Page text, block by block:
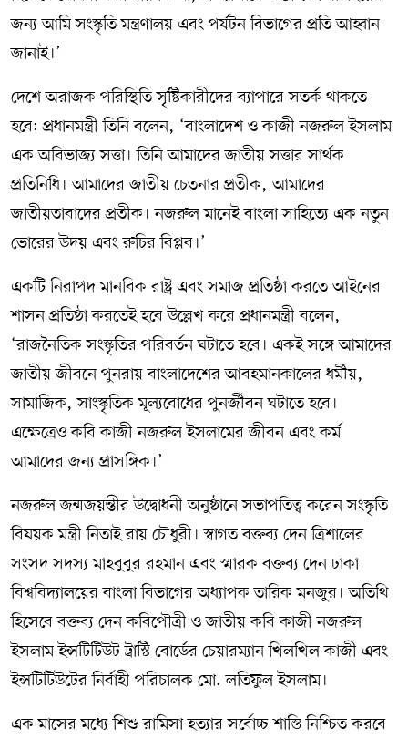
জন্য আমি সংস্কৃতি মন্ত্রণালয় এবং পর্যটন বিভাগের প্রতি আহ্বান
জানাই।’
দেশে অরাজক পরিস্থিতি সৃষ্টিকারীদের ব্যাপারে সতর্ক থাকতে
হবে: প্রধানমন্ত্রী তিনি বলেন, ‘বাংলাদেশ ও কাজী নজরুল ইসলাম
এক অবিভাজ্য সত্তা। তিনি আমাদের জাতীয় সত্তার সার্থক
প্রতিনিধি। আমাদের জাতীয় চেতনার প্রতীক, আমাদের
জাতীয়তাবাদের প্রতীক। নজরুল মানেই বাংলা সাহিত্যে এক নতুন
ভোরের উদয় এবং রুচির বিপ্লব।’
একটি নিরাপদ মানবিক রাষ্ট্র এবং সমাজ প্রতিষ্ঠা করতে আইনের
শাসন প্রতিষ্ঠা করতেই হবে উল্লেখ করে প্রধানমন্ত্রী বলেন,
‘রাজনৈতিক সংস্কৃতির পরিবর্তন ঘটাতে হবে। একই সঙ্গে আমাদের
জাতীয় জীবনে পুনরায় বাংলাদেশের আবহমানকালের ধর্মীয়,
সামাজিক, সাংস্কৃতিক মূল্যবোধের পুনর্জীবন ঘটাতে হবে।
এক্ষেত্রেও কবি কাজী নজরুল ইসলামের জীবন এবং কর্ম
আমাদের জন্য প্রাসঙ্গিক।’
নজরুল জন্মজয়ন্তীর উদ্বোধনী অনুষ্ঠানে সভাপতিত্ব করেন সংস্কৃতি
বিষয়ক মন্ত্রী নিতাই রায় চৌধুরী। স্বাগত বক্তব্য দেন ত্রিশালের
সংসদ সদস্য মাহবুবুর রহমান এবং স্মারক বক্তব্য দেন ঢাকা
বিশ্ববিদ্যালয়ের বাংলা বিভাগের অধ্যাপক তারিক মনজুর। অতিথি
হিসেবে বক্তব্য দেন কবিপৌত্রী ও জাতীয় কবি কাজী নজরুল
ইসলাম ইন্সটিটিউট ট্রাস্টি বোর্ডের চেয়ারম্যান খিলখিল কাজী এবং
ইন্সটিটিউটের নির্বাহী পরিচালক মো. লতিফুল ইসলাম।
এক মাসের মধ্যে শিশু রামিসা হত্যার সর্বোচ্চ শাস্তি নিশ্চিত করবে